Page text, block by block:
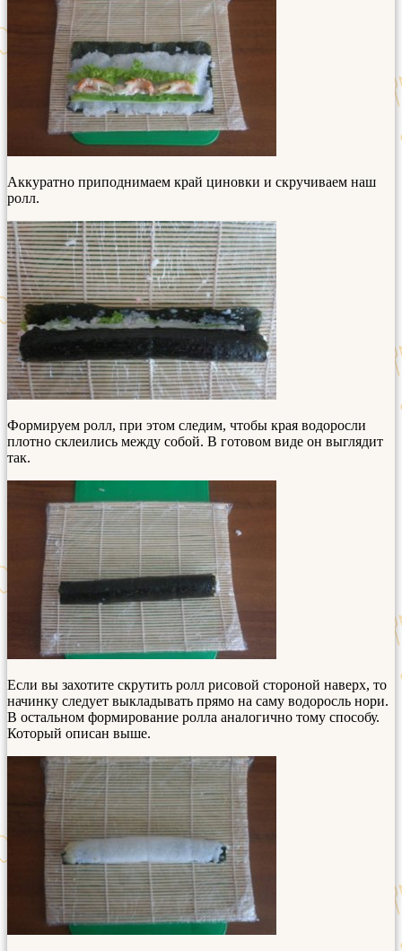
Аккуратно приподнимаем край циновки и скручиваем наш
ролл.
Формируем ролл, при этом следим, чтобы края водоросли
плотно склеились между собой. В готовом виде он выглядит
так.
Если вы захотите скрутить ролл рисовой стороной наверх, то
начинку следует выкладывать прямо на саму водоросль нори.
В остальном формирование ролла аналогично тому способу.
Который описан выше.